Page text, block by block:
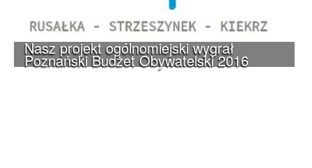
Nasz projekt ogólnomiejski wygrał
Poznański Budżet Obywatelski 2016